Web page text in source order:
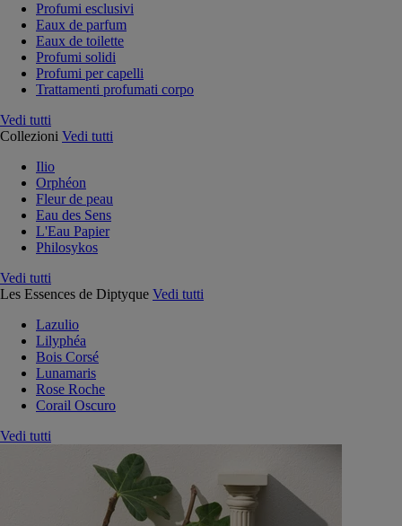
Profumi esclusivi
Eaux de parfum
Eaux de toilette
Profumi solidi
Profumi per capelli
Trattamenti profumati corpo
Vedi tutti
Collezioni Vedi tutti
Ilio
Orphéon
Fleur de peau
Eau des Sens
L'Eau Papier
Philosykos
Vedi tutti
Les Essences de Diptyque Vedi tutti
Lazulio
Lilyphéa
Bois Corsé
Lunamaris
Rose Roche
Corail Oscuro
Vedi tutti